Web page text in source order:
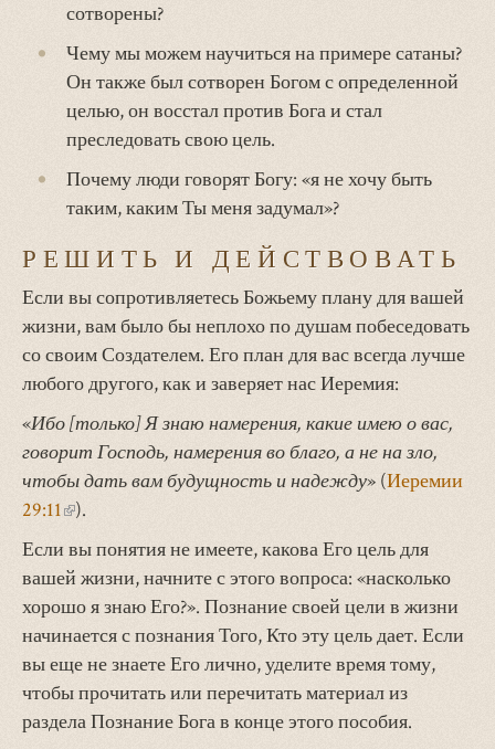
сотворены?
Чему мы можем научиться на примере сатаны?
Он также был сотворен Богом с определенной
целью, он восстал против Бога и стал
преследовать свою цель.
Почему люди говорят Богу: «я не хочу быть
таким, каким Ты меня задумал»?
РЕШИТЬ И ДЕЙСТВОВАТЬ
Если вы сопротивляетесь Божьему плану для вашей
жизни, вам было бы неплохо по душам побеседовать
со своим Создателем. Его план для вас всегда лучше
любого другого, как и заверяет нас Иеремия:
«Ибо [только] Я знаю намерения, какие имею о вас,
говорит Господь, намерения во благо, а не на зло,
чтобы дать вам будущность и надежду» (Иеремии
29:11(внешняя
).
Если вы понятия не имеете, какова Его цель для
вашей жизни, начните с этого вопроса: «насколько
хорошо я знаю Его?». Познание своей цели в жизни
начинается с познания Того, Кто эту цель дает. Если
вы еще не знаете Его лично, уделите время тому,
чтобы прочитать или перечитать материал из
раздела Познание Бога в конце этого пособия.